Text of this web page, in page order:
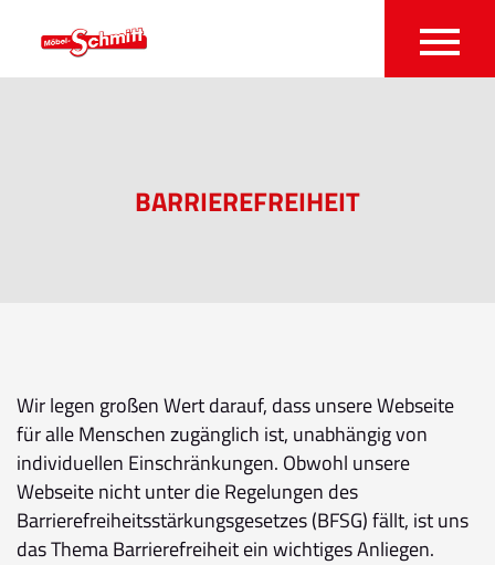
BARRIEREFREIHEIT
Wir legen großen Wert darauf, dass unsere Webseite
für alle Menschen zugänglich ist, unabhängig von
individuellen Einschränkungen. Obwohl unsere
Webseite nicht unter die Regelungen des
Barrierefreiheitsstärkungsgesetzes (BFSG) fällt, ist uns
das Thema Barrierefreiheit ein wichtiges Anliegen.